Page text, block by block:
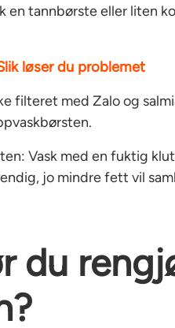
tannbørste eller liten
løser du problemet
filteret med Zalo og
Vask med en fuktig
jo mindre fett vil
du